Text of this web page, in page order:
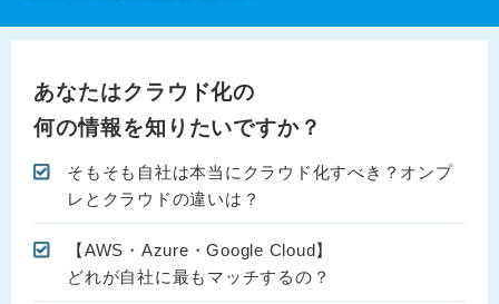
あなたはクラウド化の
何の情報を知りたいですか？
そもそも自社は本当にクラウド化すべき？オンプ
レとクラウドの違いは？
【AWS・Azure・Google Cloud】
どれが自社に最もマッチするの？